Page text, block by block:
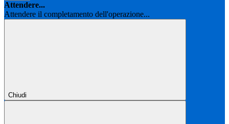
Attendere...
Attendere il completamento dell'operazione...
Chiudi